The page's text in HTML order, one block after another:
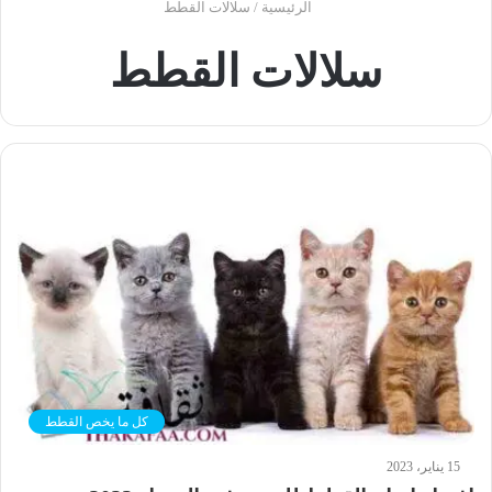
الرئيسية / سلالات القطط
سلالات القطط
كل ما يخص القطط
15 يناير، 2023